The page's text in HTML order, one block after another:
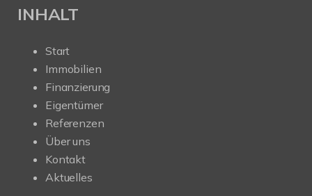
INHALT
Start
Immobilien
Finanzierung
Eigentümer
Referenzen
Über uns
Kontakt
Aktuelles